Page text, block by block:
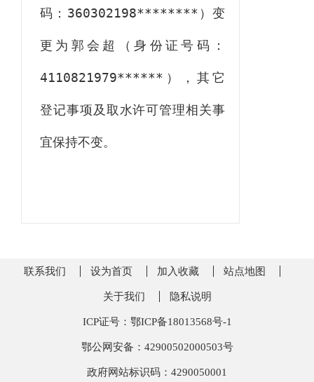
码： 360302198******** ）变
更为郭会超（身份证号码：
4110821979****** ），其它
登记事项及取水许可管理相关事
宜保持不变。
联系我们 设为首页 加入收藏 站点地图
关于我们 隐私说明
ICP证号：鄂ICP备18013568号-1
鄂公网安备：42900502000503号
政府网站标识码：4290050001